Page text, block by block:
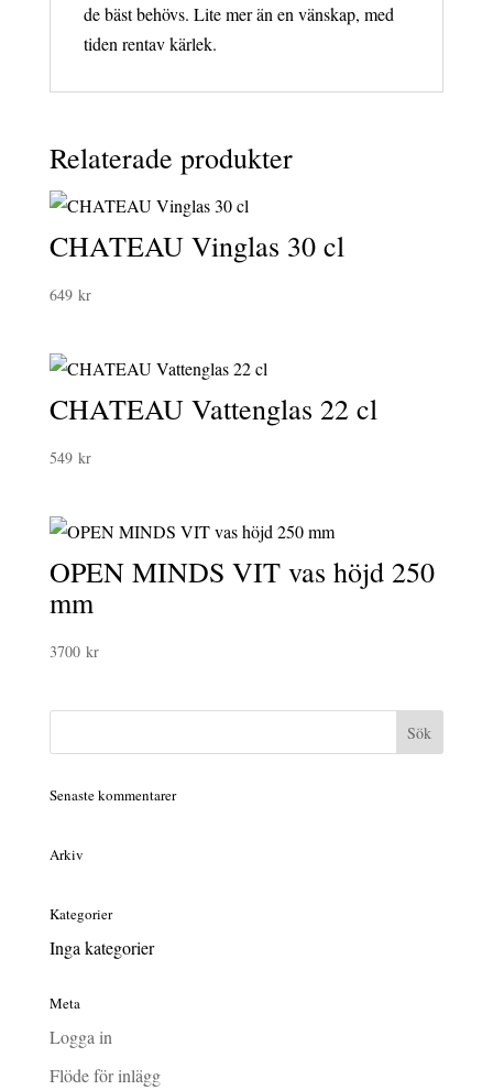
de bäst behövs. Lite mer än en vänskap, med
tiden rentav kärlek.
Relaterade produkter
CHATEAU Vinglas 30 cl
649 kr
CHATEAU Vattenglas 22 cl
549 kr
OPEN MINDS VIT vas höjd 250
mm
3700 kr
Senaste kommentarer
Arkiv
Kategorier
Inga kategorier
Meta
Logga in
Flöde för inlägg